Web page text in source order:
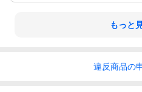
もっと
違反商品の